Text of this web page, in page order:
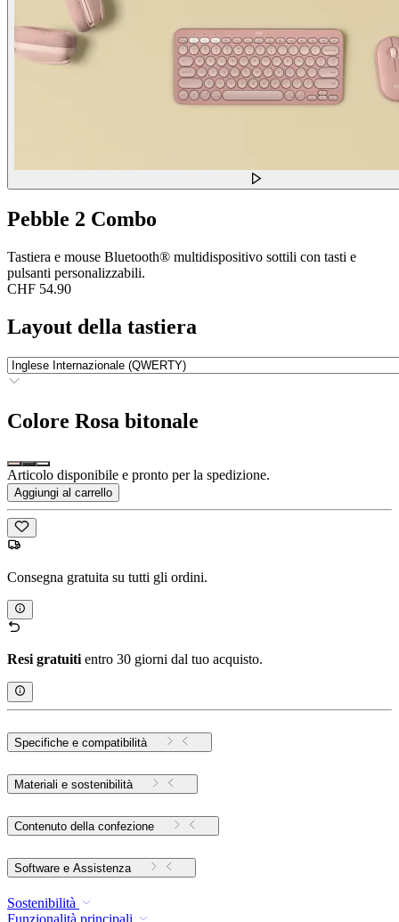
Pebble 2 Combo
Tastiera e mouse Bluetooth® multidispositivo sottili con tasti e
pulsanti personalizzabili.
CHF 54.90
Layout della tastiera
Colore Rosa bitonale
Articolo disponibile e pronto per la spedizione.
Aggiungi al carrello
Consegna gratuita su tutti gli ordini.
Resi gratuiti entro 30 giorni dal tuo acquisto.
Specifiche e compatibilità
Materiali e sostenibilità
Contenuto della confezione
Software e Assistenza
Sostenibilità